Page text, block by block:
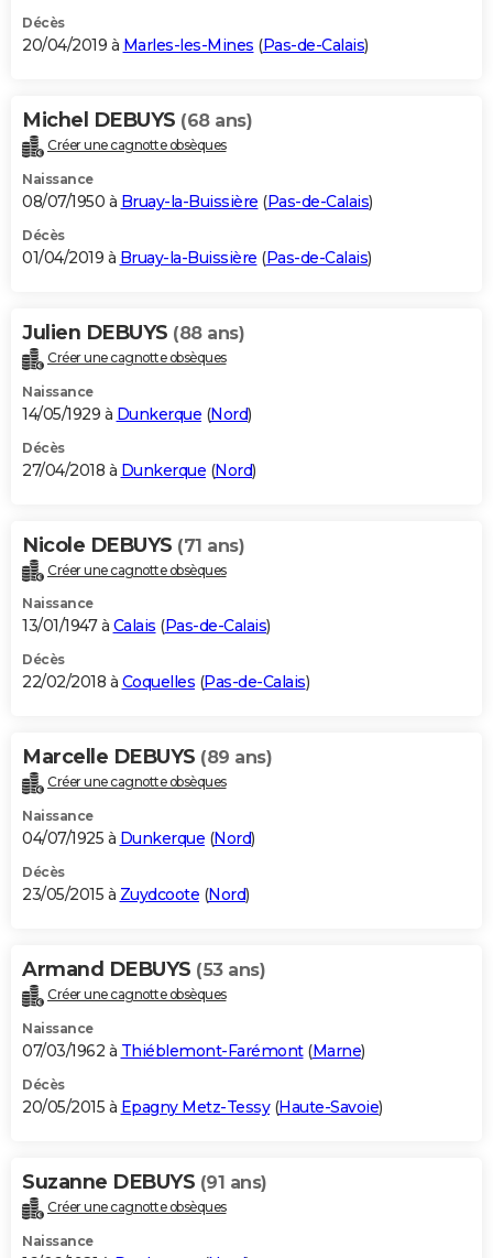
Décès
20/04/2019 à Marles-les-Mines (Pas-de-Calais)
Michel DEBUYS (68 ans)
Créer une cagnotte obsèques
Naissance
08/07/1950 à Bruay-la-Buissière (Pas-de-Calais)
Décès
01/04/2019 à Bruay-la-Buissière (Pas-de-Calais)
Julien DEBUYS (88 ans)
Créer une cagnotte obsèques
Naissance
14/05/1929 à Dunkerque (Nord)
Décès
27/04/2018 à Dunkerque (Nord)
Nicole DEBUYS (71 ans)
Créer une cagnotte obsèques
Naissance
13/01/1947 à Calais (Pas-de-Calais)
Décès
22/02/2018 à Coquelles (Pas-de-Calais)
Marcelle DEBUYS (89 ans)
Créer une cagnotte obsèques
Naissance
04/07/1925 à Dunkerque (Nord)
Décès
23/05/2015 à Zuydcoote (Nord)
Armand DEBUYS (53 ans)
Créer une cagnotte obsèques
Naissance
07/03/1962 à Thiéblemont-Farémont(Marne)
Décès
20/05/2015 à Epagny Metz-Tessy(Haute-Savoie)
Suzanne DEBUYS (91 ans)
Créer une cagnotte obsèques
Naissance